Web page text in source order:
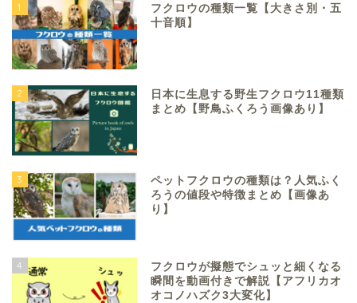
1
フクロウの種類一覧【大きさ別・五
十音順】
2
日本に生息する野生フクロウ11種類
まとめ【野鳥ふくろう画像あり】
3
ペットフクロウの種類は？人気ふく
ろうの値段や特徴まとめ【画像あ
り】
4
フクロウが擬態でシュッと細くなる
瞬間を動画付きで解説【アフリカオ
オコノハズク3大変化】